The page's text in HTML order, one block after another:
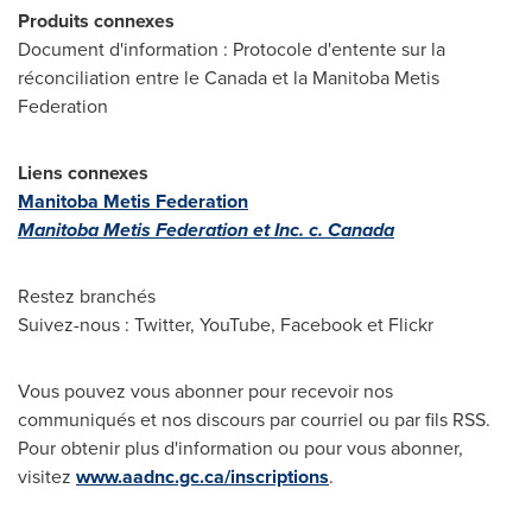
Produits connexes
Document d'information : Protocole d'entente sur la
réconciliation entre leCanadaet la Manitoba Metis
Federation
Liens connexes
Manitoba Metis Federation
Manitoba Metis Federation et Inc. c. Canada
Restez branchés
Suivez-nous : Twitter, YouTube, Facebook et Flickr
Vous pouvez vous abonner pour recevoir nos
communiqués et nos discours par courriel ou par fils RSS.
Pour obtenir plus d'information ou pour vous abonner,
visitez www.aadnc.gc.ca/inscriptions.